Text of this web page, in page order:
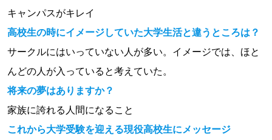
キャンパスがキレイ
高校生の時にイメージしていた大学生活と違うところは？
サークルにはいっていない人が多い。イメージでは、ほと
んどの人が入っていると考えていた。
将来の夢はありますか？
家族に誇れる人間になること
これから大学受験を迎える現役高校生にメッセージ